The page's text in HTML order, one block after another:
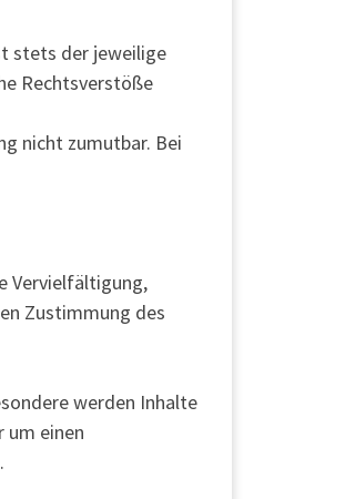
stets der jeweilige
Rechtsverstöße
nicht zumutbar. Bei
Vervielfältigung,
Zustimmung des
werden Inhalte
um einen